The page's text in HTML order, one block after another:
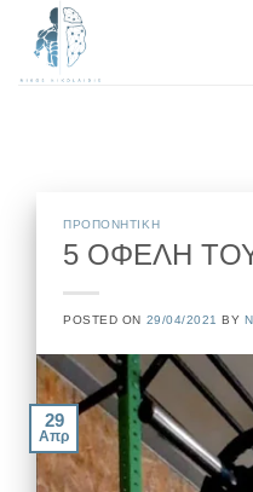
Μετάβαση
περιεχόμενο
ΠΡΟΠΟΝΗΤΙΚΗ
5 ΟΦΕΛΗ ΤΟΥ
POSTED ON 29/04/2021 BY
29
Απρ